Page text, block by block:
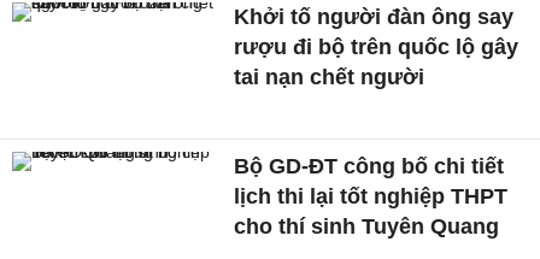
Khởi tố người đàn ông say
rượu đi bộ trên quốc lộ gây
tai nạn chết người
Bộ GD-ĐT công bố chi tiết
lịch thi lại tốt nghiệp THPT
cho thí sinh Tuyên Quang